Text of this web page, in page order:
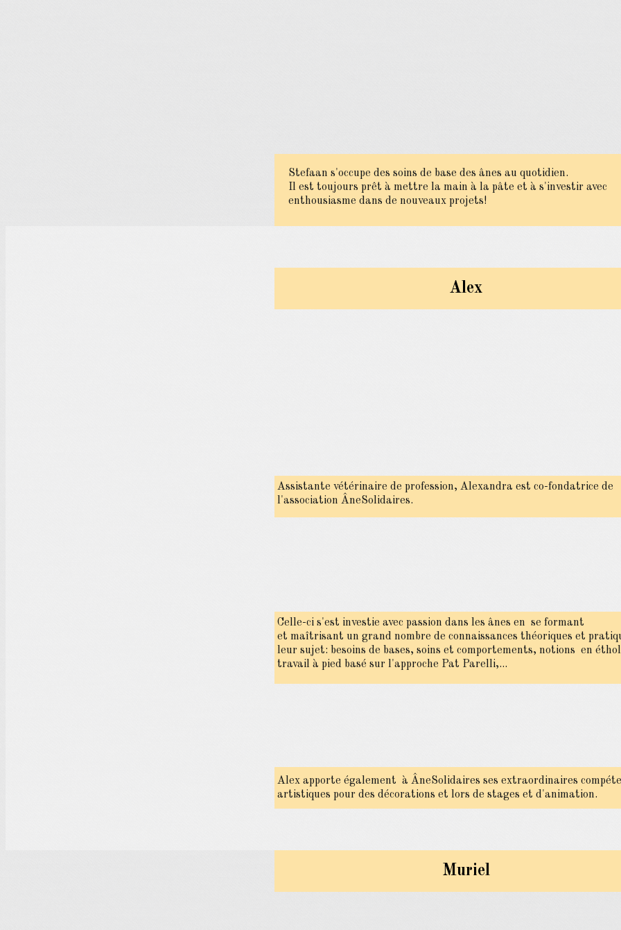
Stefaan s'occupe des soins de base des ânes au quotidien.
Il est toujours prêt à mettre la main à la pâte et à s'investir avec
enthousiasme dans de nouveaux projets!
Alex
Assistante vétérinaire de profession, Alexandra est co-fondatrice de
l'association ÂneSolidaires.
Celle-ci s'est investie avec passion dans les ânes en se formant
et maîtrisant un grand nombre de connaissances théoriques et
leur sujet: besoins de bases, soins et comportements, notions en
travail à pied basé sur l'approche Pat Parelli,...
Alex apporte également à ÂneSolidaires ses extraordinaires
artistiques pour des décorations et lors de stages et d'animation.
Muriel